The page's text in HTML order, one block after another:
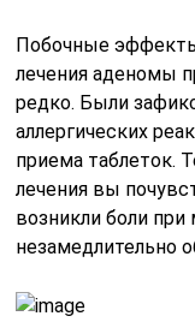
Побочные
лечения аденомы
редко. Были
аллергических
приема таблеток.
лечения вы
возникли боли
незамедлительно